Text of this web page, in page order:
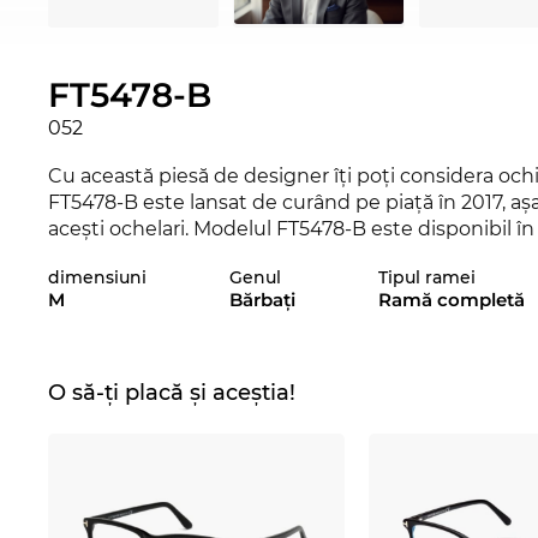
FT5478-B
052
Cu această piesă de designer îţi poţi considera
FT5478-B este lansat de curând pe piaţă în 2017,
aceşti ochelari. Modelul FT5478-B este disponibil
în cazul în care nu se potrivesc. Sunt frumoşi, dar
hainele tale preferate? Atunci verifică şi celelalte
Acest model de ochelari se adresează în mod
dimensiuni
M
Genul
Bărbaţi
Tipul ramei
Ramă completă
O să-ți placă și aceștia!